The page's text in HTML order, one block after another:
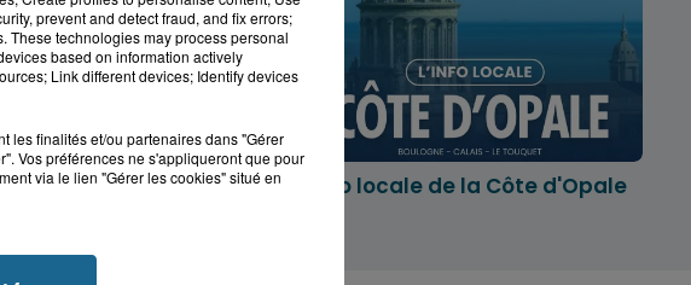
de l'Audomarois L'info locale de la Côte d'Opale
prevent and detect fraud, and fix errors;
These technologies may process personal
based on information actively
Link different devices; Identify devices
les finalités et/ou partenaires dans "Gérer
Vos préférences ne s'appliqueront que pour
via le lien "Gérer les cookies" situé en